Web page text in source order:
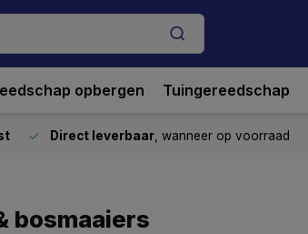
opbergen Tuingereedschap
Direct leverbaar , wanneer op voorraad
bosmaaiers